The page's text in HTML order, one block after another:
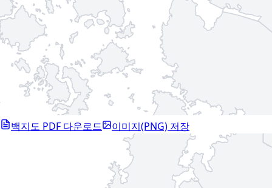
백지도 PDF 다운로드 이미지(PNG) 저장